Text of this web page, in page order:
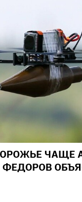
ЧАЩЕ
ФЕДОРОВ